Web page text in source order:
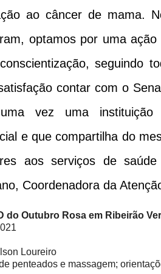
ao câncer de mama.
optamos por uma
seguindo
contar com o
vez uma instituição
e que compartilha do
aos serviços de
Coordenadora da
do Outubro Rosa em Ribeirão
Loureiro
penteados e massagem;